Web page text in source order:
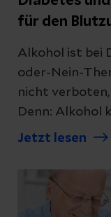
Kontakt
für den
Alkohol ist bei
oder-Nein-
nicht
Denn: Alkohol
beeinflussen
oder
wirken. Was
wir für Sie
Jetzt lesen